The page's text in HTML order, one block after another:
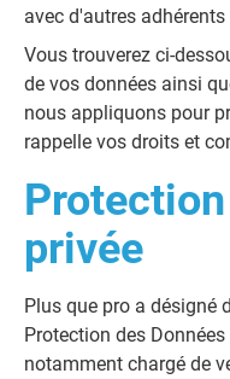
avec d'autres
Vous trouverez ci-
de vos données ainsi
nous appliquons pour
rappelle vos droits et
privée
Plus que pro a désigné
Protection des
notamment chargé de